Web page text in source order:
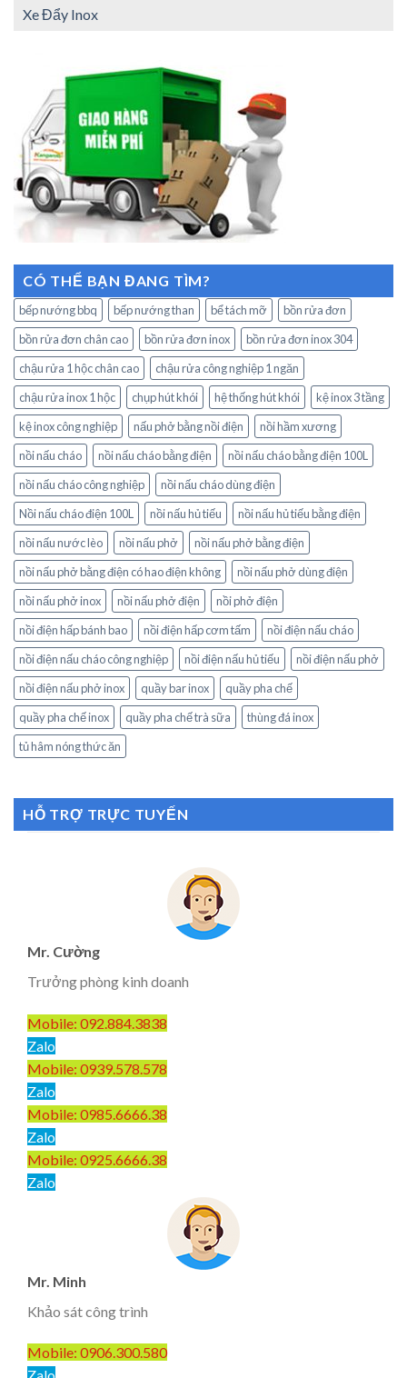
Xe Đẩy Inox
CÓ THỂ BẠN ĐANG TÌM?
bếp nướng bbq bếp nướng than bể tách mỡ
bồn rửa đơn
bồn rửa đơn chân cao
bồn rửa đơn inox
bồn rửa đơn inox 304
chậu rửa 1 hộc chân cao
chậu rửa công nghiệp 1 ngăn
chậu rửa inox 1 hộc
chụp hút khói hệ thống hút khói
kệ inox 3 tầng
kệ inox công nghiệp
nấu phở bằng nồi điện
nồi hầm xương
nồi nấu cháo
nồi nấu cháo bằng điện
nồi nấu cháo bằng điện 100L
nồi nấu cháo công nghiệp
nồi nấu cháo dùng điện
Nồi nấu cháo điện 100L
nồi nấu hủ tiếu
nồi nấu hủ tiếu bằng điện
nồi nấu nước lèo
nồi nấu phở
nồi nấu phở bằng điện
nồi nấu phở bằng điện có hao điện không
nồi nấu phở dùng điện
nồi nấu phở inox
nồi nấu phở điện
nồi phở điện
nồi điện hấp bánh bao
nồi điện hấp cơm tấm
nồi điện nấu cháo
nồi điện nấu cháo công nghiệp
nồi điện nấu hủ tiếu
nồi điện nấu phở
nồi điện nấu phở inox
quầy bar inox
quầy pha chế
quầy pha chế inox
quầy pha chế trà sữa
thùng đá inox
tủ hâm nóng thức ăn
HỖ TRỢ TRỰC TUYẾN
Mr. Cường
Trưởng phòng kinh doanh
Mobile: 092.884.3838
Zalo
Mobile: 0939.578.578
Zalo
Mobile: 0985.6666.38
Zalo
Mobile: 0925.6666.38
Zalo
Mr. Minh
Khảo sát công trình
Mobile: 0906.300.580